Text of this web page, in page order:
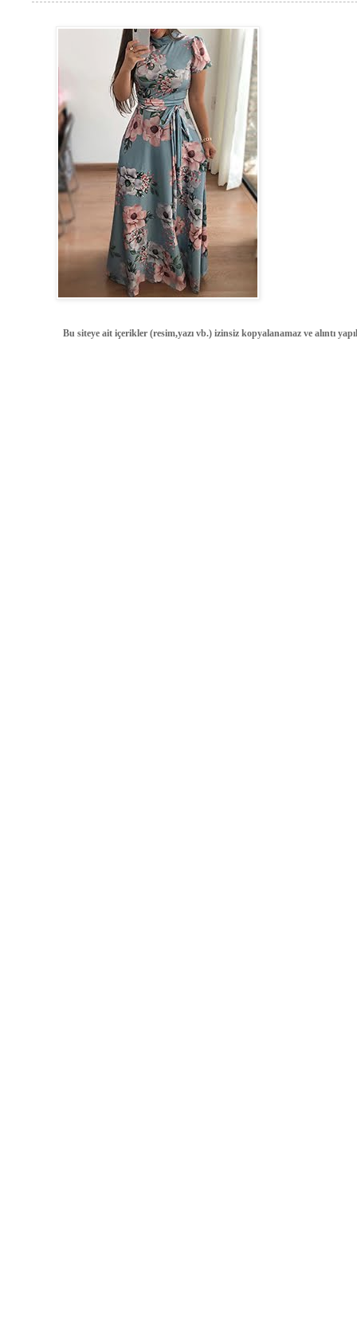
Bu siteye ait içerikler (resim,yazı vb.) izinsiz kopyalanamaz ve alıntı